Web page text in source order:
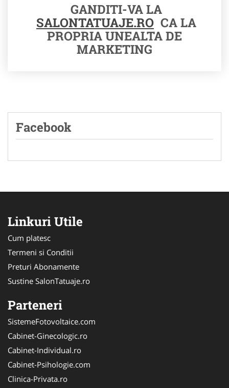
GANDITI-VA LA
SALONTATUAJE.RO CA LA
PROPRIA UNEALTA DE
MARKETING
Facebook
Linkuri Utile
Cum platesc
Termeni si Conditii
Preturi Abonamente
Sustine SalonTatuaje.ro
Parteneri
SistemeFotovoltaice.com
Cabinet-Ginecologic.ro
Cabinet-Individual.ro
Cabinet-Psihologie.com
Clinica-Privata.ro